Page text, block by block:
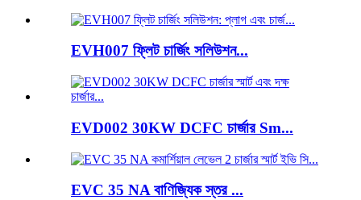
EVH007 ফ্লিট চার্জিং সলিউশন...
EVD002 30KW DCFC চার্জার Sm...
EVC 35 NA বাণিজ্যিক স্তর ...